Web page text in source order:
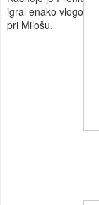
igral enako vlogo
pri Milošu.